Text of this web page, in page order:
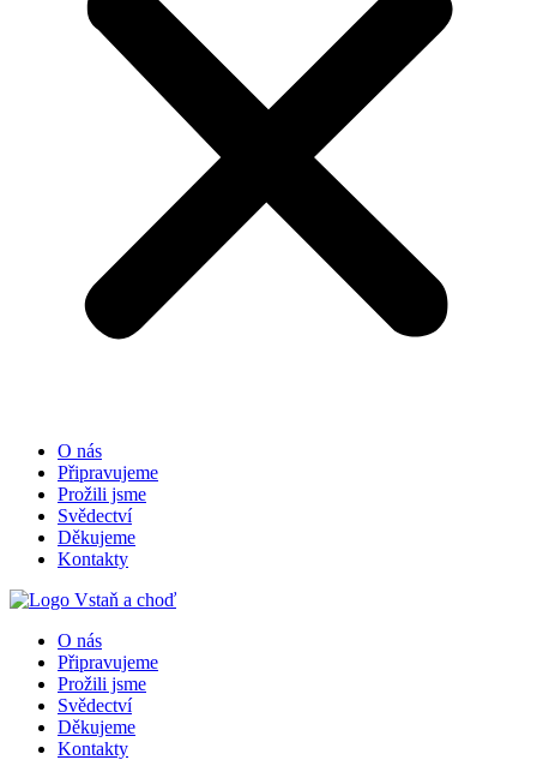
O nás
Připravujeme
Prožili jsme
Svědectví
Děkujeme
Kontakty
O nás
Připravujeme
Prožili jsme
Svědectví
Děkujeme
Kontakty